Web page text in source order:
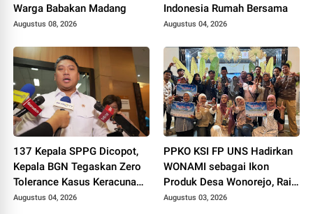
Warga Babakan Madang
Augustus 08, 2026
Indonesia Rumah Bersama
Augustus 04, 2026
137 Kepala SPPG Dicopot,
Kepala BGN Tegaskan Zero
Tolerance Kasus Keracunan
MBG
Augustus 04, 2026
PPKO KSI FP UNS Hadirkan
WONAMI sebagai Ikon
Produk Desa Wonorejo, Raih
Tiga Penghargaan di
Augustus 03, 2026